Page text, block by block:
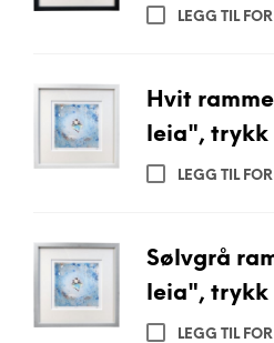
LEGG TIL FOR
Hvit
leia", trykk
LEGG TIL FOR
Sølvgrå
leia", trykk
LEGG TIL FOR